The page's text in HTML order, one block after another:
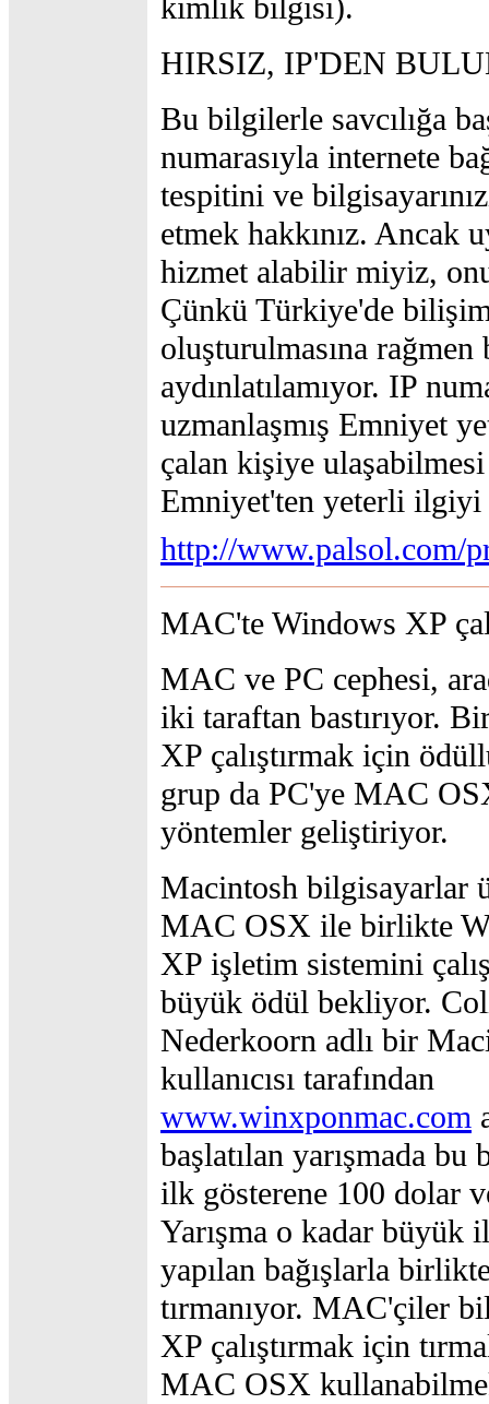
kimlik bilgisi).
HIRSIZ, IP'DEN
Bu bilgilerle savcılığa
numarasıyla internete
tespitini ve
etmek hakkınız. Ancak
hizmet alabilir miyiz,
Çünkü Türkiye'de
oluşturulmasına
aydınlatılamıyor. IP
uzmanlaşmış Emniyet
çalan kişiye
Emniyet'ten yeterli
http://www.palsol.com/
MAC'te Windows XP
MAC ve PC cephesi,
iki taraftan bastırıyor.
XP çalıştırmak için
grup da PC'ye MAC
yöntemler geliştiriyor.
Macintosh bilgisayarlar
MAC OSX ile birlikte
XP işletim sistemini
büyük ödül bekliyor.
Nederkoorn adlı bir
kullanıcısı tarafından
www.winxponmac.com
başlatılan yarışmada bu
ilk gösterene 100 dolar
Yarışma o kadar büyük
yapılan bağışlarla
tırmanıyor. MAC'çiler
XP çalıştırmak için
MAC OSX